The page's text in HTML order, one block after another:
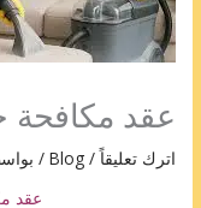
عقد مكافحة
اترك تعليقاً /
Blog
/
عقد